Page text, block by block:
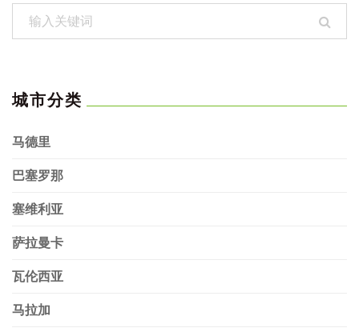
城市分类
马德里
巴塞罗那
塞维利亚
萨拉曼卡
瓦伦西亚
马拉加